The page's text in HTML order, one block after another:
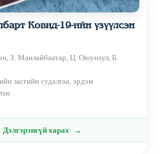
Ковид-19-ийн үзүүлсэн
З. Манлайбаатар, Ц. Оюунзул, Б.
засгийн судалгаа, эрдэм
Дэлгэрэнгүй харах